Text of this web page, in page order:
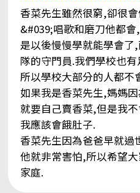
香菜先生雖然很窮,卻很
&#039;唱歌和磨刀他都
是以後慢慢學就能學會了
隊的守門員.我們學校也
所以學校大部分的人都不
如果我是香菜先生,媽媽
就要自己賣香菜,但是我
我應該會餓肚子.
香菜先生因為爸爸早就
他就非常害怕,所以希望
家庭.